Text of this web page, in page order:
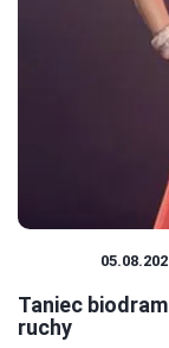
Taniec
ruchy